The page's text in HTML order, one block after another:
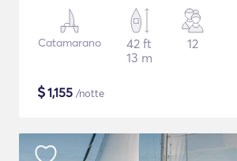
Catamarano
42 ft
13 m
12
$1,155 /notte